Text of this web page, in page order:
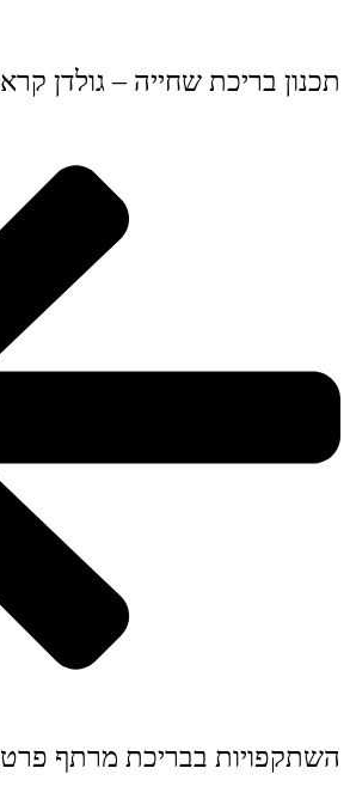
תכנון בריכת שחייה – גולדן
השתקפויות בבריכת מרתף